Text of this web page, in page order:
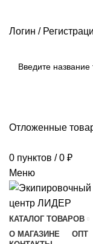
Логин /
Отложенные
0 пунктов / 0 ₽
Меню
КАТАЛОГ ТОВАРОВ
О МАГАЗИНЕ
ОПТ